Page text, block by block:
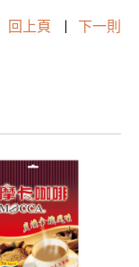
回上頁 | 下一則